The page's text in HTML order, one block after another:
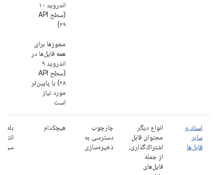
اندروید ۱۰
(سطح API
۲۹)
مجوزها برای
همه فایل‌ها در
اندروید ۹
(سطح API
۲۸) یا پایین‌تر
مورد نیاز
است
اسناد و
سایر
فایل‌ها
انواع دیگر
محتوای قابل
اشتراک‌گذاری،
از جمله
فایل‌های
چارچوب
دسترسی به
ذخیره‌سازی
هیچکدام
بله،